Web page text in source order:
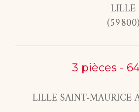
LILLE
(59800)
3 pièces -
LILLE SAINT-MAURICE